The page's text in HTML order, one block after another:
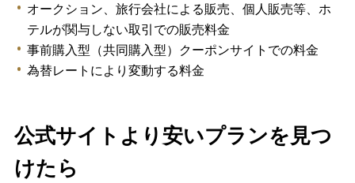
オークション、旅行会社による販売、個人販売等、ホ
テルが関与しない取引での販売料金
事前購入型（共同購入型）クーポンサイトでの料金
為替レートにより変動する料金
公式サイトより安いプランを見つ
けたら